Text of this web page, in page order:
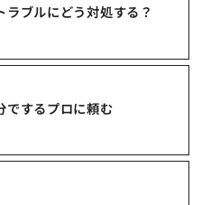
ブルにどう対処する？
でするプロに頼む